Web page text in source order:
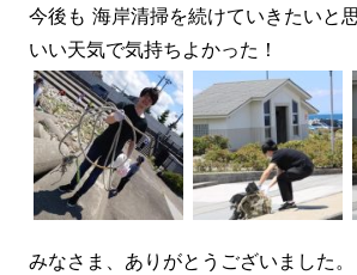
今後も 海岸清掃を続けていきたいと思
いい天気で気持ちよかった！
みなさま、ありがとうございました。